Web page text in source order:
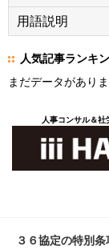
用語説明
人気記事ランキ
まだデータがありま
人事コンサル＆社
３６協定の特別